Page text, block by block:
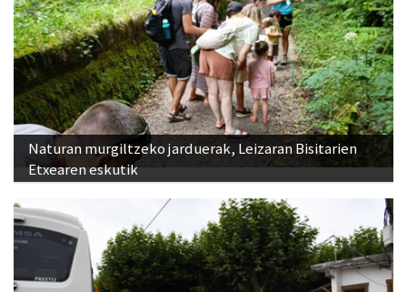
Naturan murgiltzeko jarduerak, Leizaran Bisitarien
Etxearen eskutik